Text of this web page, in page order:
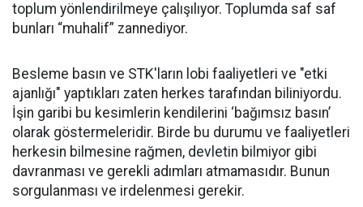
toplum yönlendirilmeye çalışılıyor. Toplumda saf saf
bunları “muhalif” zannediyor.
Besleme basın ve STK'ların lobi faaliyetleri ve "etki
ajanlığı" yaptıkları zaten herkes tarafından biliniyordu.
İşin garibi bu kesimlerin kendilerini ‘bağımsız basın’
olarak göstermeleridir. Birde bu durumu ve faaliyetleri
herkesin bilmesine rağmen, devletin bilmiyor gibi
davranması ve gerekli adımları atmamasıdır. Bunun
sorgulanması ve irdelenmesi gerekir.